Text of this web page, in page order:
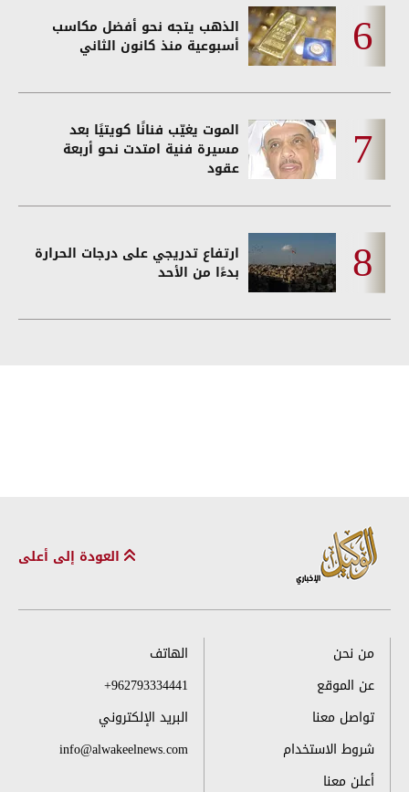
الذهب يتجه نحو أفضل مكاسب
أسبوعية منذ كانون الثاني
الموت يغيّب فنانًا كويتيًا بعد
مسيرة فنية امتدت نحو أربعة
عقود
ارتفاع تدريجي على درجات الحرارة
بدءًا من الأحد
العودة إلى أعلى
من نحن
عن الموقع
تواصل معنا
شروط الاستخدام
أعلن معنا
الهاتف
+962793334441
البريد الإلكتروني
info@alwakeelnews.com